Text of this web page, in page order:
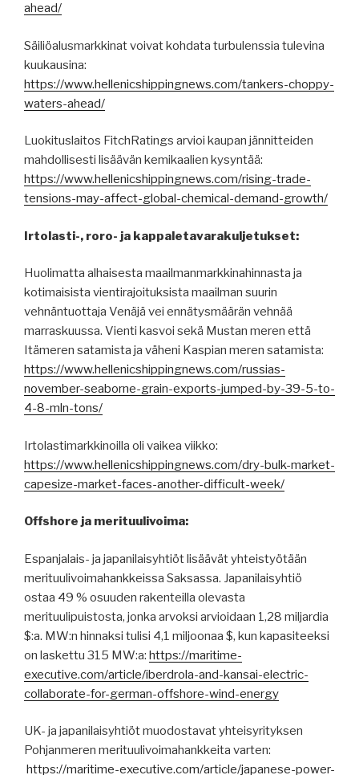
ahead/
Säiliöalusmarkkinat voivat kohdata turbulenssia tulevina
kuukausina:
https://www.hellenicshippingnews.com/tankers-choppy-
waters-ahead/
Luokituslaitos FitchRatings arvioi kaupan jännitteiden
mahdollisesti lisäävän kemikaalien kysyntää:
https://www.hellenicshippingnews.com/rising-trade-
tensions-may-affect-global-chemical-demand-growth/
Irtolasti-, roro- ja kappaletavarakuljetukset:
Huolimatta alhaisesta maailmanmarkkinahinnasta ja
kotimaisista vientirajoituksista maailman suurin
vehnäntuottaja Venäjä vei ennätysmäärän vehnää
marraskuussa. Vienti kasvoi sekä Mustan meren että
Itämeren satamista ja väheni Kaspian meren satamista:
https://www.hellenicshippingnews.com/russias-
november-seaborne-grain-exports-jumped-by-39-5-to-
4-8-mln-tons/
Irtolastimarkkinoilla oli vaikea viikko:
https://www.hellenicshippingnews.com/dry-bulk-market-
capesize-market-faces-another-difficult-week/
Offshore ja merituulivoima:
Espanjalais- ja japanilaisyhtiöt lisäävät yhteistyötään
merituulivoimahankkeissa Saksassa. Japanilaisyhtiö
ostaa 49 % osuuden rakenteilla olevasta
merituulipuistosta, jonka arvoksi arvioidaan 1,28 miljardia
$:a. MW:n hinnaksi tulisi 4,1 miljoonaa $, kun kapasiteeksi
on laskettu 315 MW:a: https://maritime-
executive.com/article/iberdrola-and-kansai-electric-
collaborate-for-german-offshore-wind-energy
UK- ja japanilaisyhtiöt muodostavat yhteisyrityksen
Pohjanmeren merituulivoimahankkeita varten:
https://maritime-executive.com/article/japanese-power-